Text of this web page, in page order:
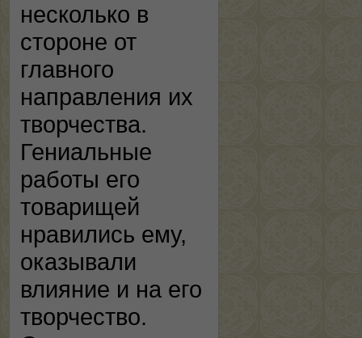
несколько в
стороне от
главного
направления их
творчества.
Гениальные
работы его
товарищей
нравились ему,
оказывали
влияние и на его
творчество.